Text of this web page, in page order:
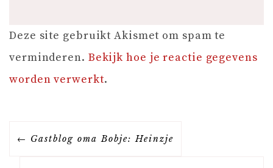
Deze site gebruikt Akismet om spam te
verminderen. Bekijk hoe je reactie gegevens
worden verwerkt.
B
Gastblog oma Bobje: Heinzje